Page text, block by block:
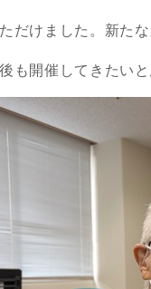
だけました。新た
も開催してきたいと